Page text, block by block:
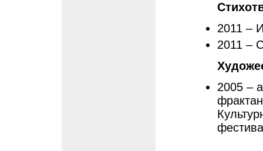
2011 –
2011 –
2005 –